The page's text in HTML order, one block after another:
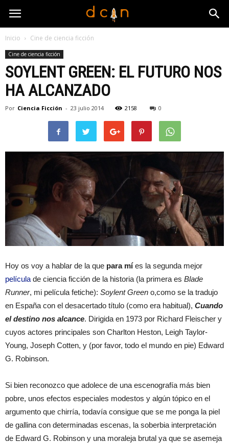
Inicio Cine de ciencia ficción
Cine de ciencia ficción
SOYLENT GREEN: EL FUTURO NOS
HA ALCANZADO
Por Ciencia Ficción - 23 julio 2014 2158 0
Hoy os voy a hablar de la que para míes la segunda mejor
película de ciencia ficción de la historia (la primera es Blade
Runner, mi película fetiche): Soylent Green o,como se la tradujo
en España con el desacertado título (como era habitual), Cuando
el destino nos alcance. Dirigida en 1973 por Richard Fleischer y
cuyos actores principales son Charlton Heston, Leigh Taylor-
Young, Joseph Cotten, y (por favor, todo el mundo en pie) Edward
G. Robinson.
Si bien reconozco que adolece de una escenografía más bien
pobre, unos efectos especiales modestos y algún tópico en el
argumento que chirría, todavía consigue que se me ponga la piel
de gallina con determinadas escenas, la soberbia interpretación
de Edward G. Robinson y una moraleja brutal ya que se asemeja